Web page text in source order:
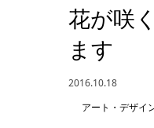
花が咲
ます
2016.10.18
アート・デザイ